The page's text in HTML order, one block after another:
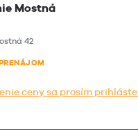
Mostná
42
ceny sa prosím prihláste.